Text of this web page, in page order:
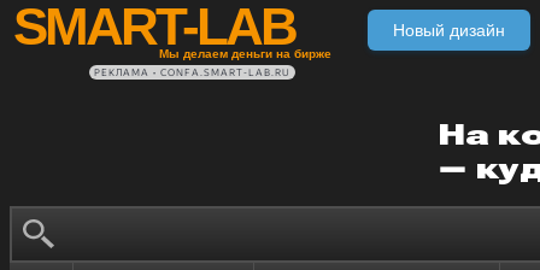
SMART-LAB
Мы делаем деньги на бирже
Новый дизайн
РЕКЛАМА • CONFA.SMART-LAB.RU